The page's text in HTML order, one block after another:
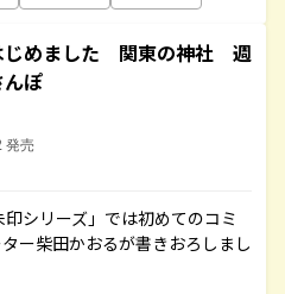
じめました 関東の神社 週
ぽ
発売
シリーズ」では初めてのコミ
ー柴田かおるが書きおろしまし